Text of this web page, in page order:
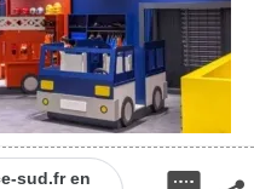
sud.fr en